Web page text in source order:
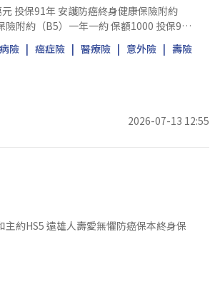
險附約（B5）一年一約 保額1000 投保91
險 癌症險 醫療險 意外險
壽險
2026-07-13 12:55
約HS5 遠雄人壽愛無懼防癌保本終身保